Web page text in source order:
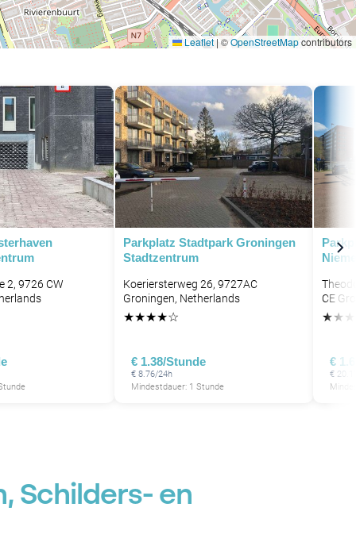
P
Leaflet | ©OpenStreetMapcontributors
2, 9726 CW
Parkplatz Stadtpark Groningen
Stadtzentrum
Koeriersterweg 26, 9727AC
Groningen, Netherlands
★★★★☆
€ 1.38/Stunde
€ 8.76/24h
Mindestdauer: 1 Stunde
CE
★★ ★
€
€
Schilders- en